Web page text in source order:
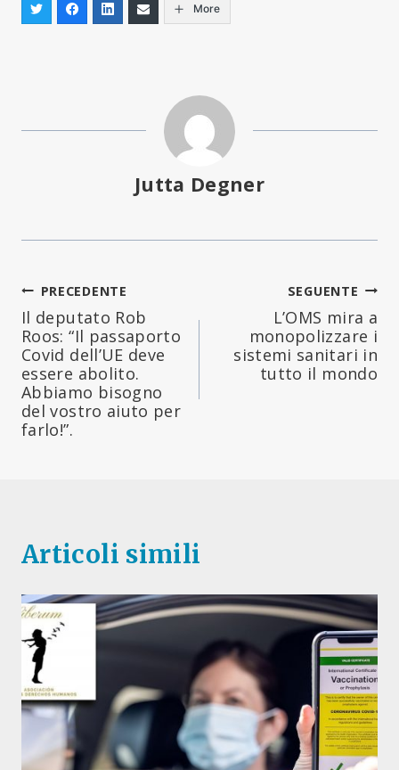
More
Jutta Degner
Navigazione
articoli
PRECEDENTE
Il deputato Rob
Roos: “Il passaporto
Covid dell’UE deve
essere abolito.
Abbiamo bisogno
del vostro aiuto per
farlo!”.
SEGUENTE
L’OMS mira a
monopolizzare i
sistemi sanitari in
tutto il mondo
Articoli simili